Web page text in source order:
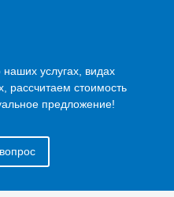
услугах, видах
рассчитаем стоимость
предложение!